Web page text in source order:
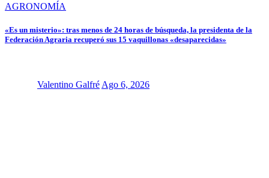
AGRONOMÍA
«Es un misterio»: tras menos de 24 horas de búsqueda, la presidenta de la
Federación Agraria recuperó sus 15 vaquillonas «desaparecidas»
Valentino Galfré Ago 6, 2026